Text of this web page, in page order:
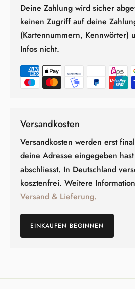
Deine Zahlung wird sicher
keinen Zugriff auf deine
(Kartennummern, Kennwörter)
Infos nicht.
Versandkosten
Versandkosten werden erst
deine Adresse eingegeben
abschliesst. In Deutschland
kosztenfrei. Weitere
Versand & Lieferung.
EINKAUFEN BEGINNEN
in